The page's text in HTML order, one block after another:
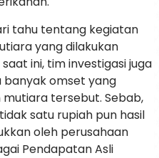
tahu tentang kegiatan
yang dilakukan
ini, tim investigasi juga
omset yang
tersebut. Sebab,
satu rupiah pun hasil
oleh perusahaan
Pendapatan Asli